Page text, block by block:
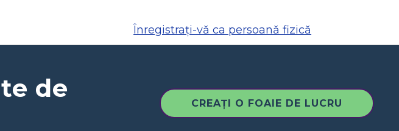
Înregistrați-vă ca persoană fizică
de
CREAȚI O FOAIE DE LUCRU